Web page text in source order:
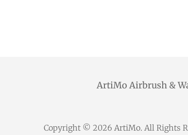
ArtiMo Airbrush &
Copyright © 2026 ArtiMo. All Rights